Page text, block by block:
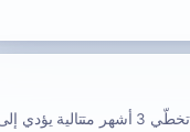
إن عيّنت كلمة مرور، يبقى الصندوق صالحاً للاستخدام طالما تسجّل الدخول مرة واحدة على الأقل كل 3 أشهر. تخطّي 3 أشهر متتالية